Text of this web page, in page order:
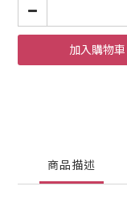
加入購物車
商品描述